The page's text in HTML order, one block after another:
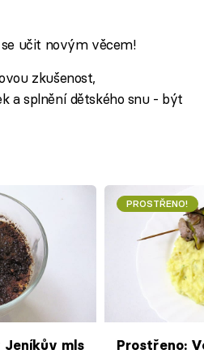
učit novým věcem!
zkušenost,
a splnění dětského snu - být
Jeníkův mls
PROSTŘENO!
Prostřeno: